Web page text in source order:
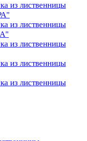
из лиственницы
из лиственницы
из лиственницы
из лиственницы
из лиственницы